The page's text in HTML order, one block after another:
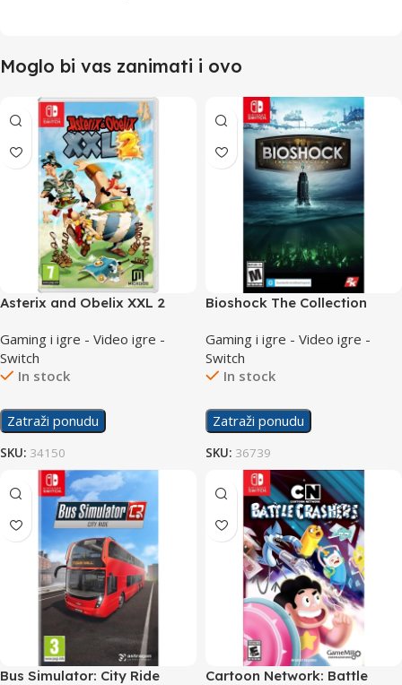
Moglo bi vas zanimati i ovo
Asterix and Obelix XXL 2
Gaming i igre - Video igre -
Switch
In stock
Zatraži ponudu
SKU: 34150
Bioshock The Collection
Gaming i igre - Video igre -
Switch
In stock
Zatraži ponudu
SKU: 36739
Bus Simulator: City Ride
Cartoon Network: Battle